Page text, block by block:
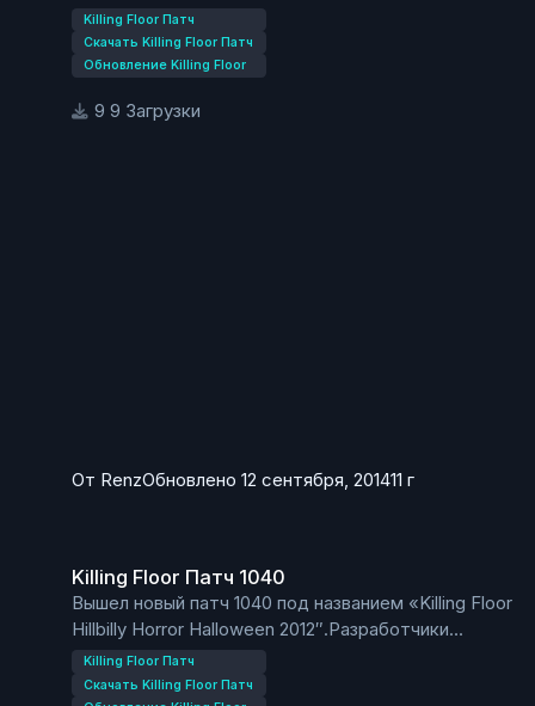
Floor.
Теперь возможно добавлять в Workshop
дополнительный контент из игры.
DLC.
Killing Floor Патч
Скачать Killing Floor Патч
Обновление Killing Floor
9 Загрузки
От RenzОбновлено 12 сентября, 201411 г
Killing Floor Патч 1040
Вышел новый патч 1040 под названием «Killing Floor
Hillbilly Horror Halloween 2012″.Разработчики
добавили в патч много разных плюшек.Новый патч
посвящен Хэллоуину и конечно в нем
Killing Floor Патч
Скачать Killing Floor Патч